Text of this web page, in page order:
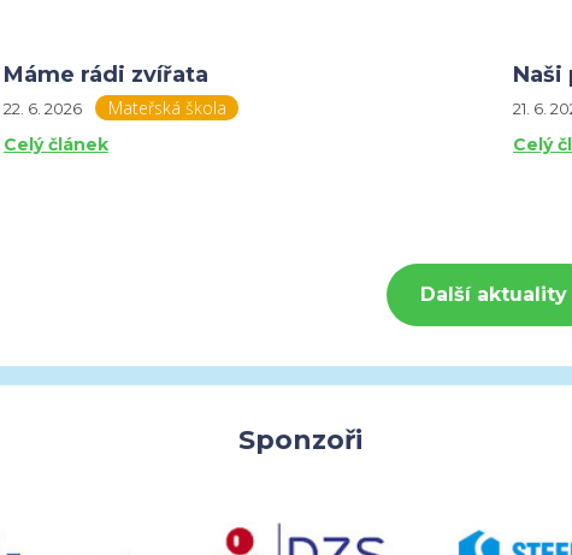
Máme rádi zvířata
22. 6. 2026 Mateřská škola
Celý článek
Naši
21. 6.
Celý
Další aktuality
Sponzoři